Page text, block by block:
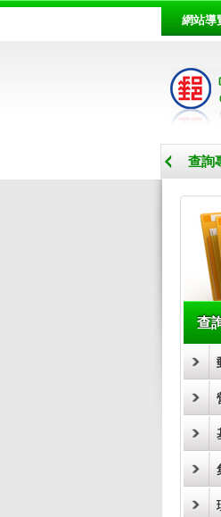
::: 網站導
查詢
查